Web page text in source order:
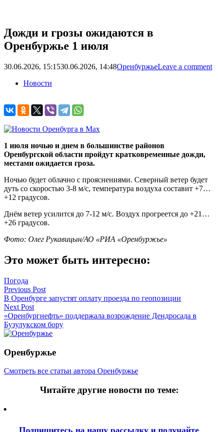
Дожди и грозы ожидаются в
Оренбуржье 1 июля
30.06.2026, 15:1530.06.2026, 14:48ОренбуржьеLeave a comment
Новости
1 июля ночью и днем в большинстве районов
Оренбургской области пройдут кратковременные дожди,
местами ожидается гроза.
Ночью будет облачно с прояснениями. Северный ветер будет
дуть со скоростью 3-8 м/с, температура воздуха составит +7…
+12 градусов.
Днём ветер усилится до 7-12 м/с. Воздух прогреется до +21…
+26 градусов.
Фото: Олег Рукавицын/АО «РИА «Оренбуржье»
Это может быть интересно:
Погода
Навигация
по
записям
Previous Post
В Оренбурге запустят оплату проезда по геопозиции
Next Post
«Оренбургнефть» поддержала возрождение Дендросада в
Бузулукском бору
Оренбуржье
Смотреть все статьи автора Оренбуржье
Читайте другие новости по теме: